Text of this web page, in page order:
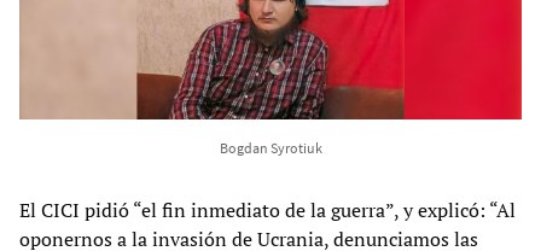
Bogdan Syrotiuk
El CICI pidió “el fin inmediato de la guerra”, y explicó: “Al
oponernos a la invasión de Ucrania, denunciamos las